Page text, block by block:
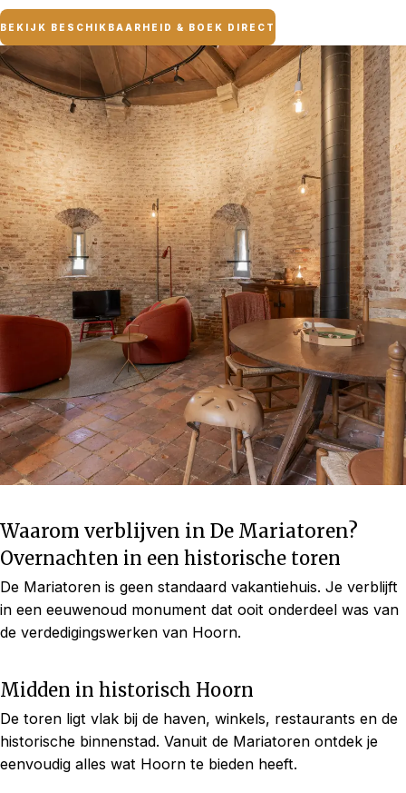
BEKIJK BESCHIKBAARHEID & BOEK DIRECT
Waarom verblijven in De Mariatoren?
Overnachten in een historische toren
De Mariatoren is geen standaard vakantiehuis. Je verblijft
in een eeuwenoud monument dat ooit onderdeel was van
de verdedigingswerken van Hoorn.
Midden in historisch Hoorn
De toren ligt vlak bij de haven, winkels, restaurants en de
historische binnenstad. Vanuit de Mariatoren ontdek je
eenvoudig alles wat Hoorn te bieden heeft.